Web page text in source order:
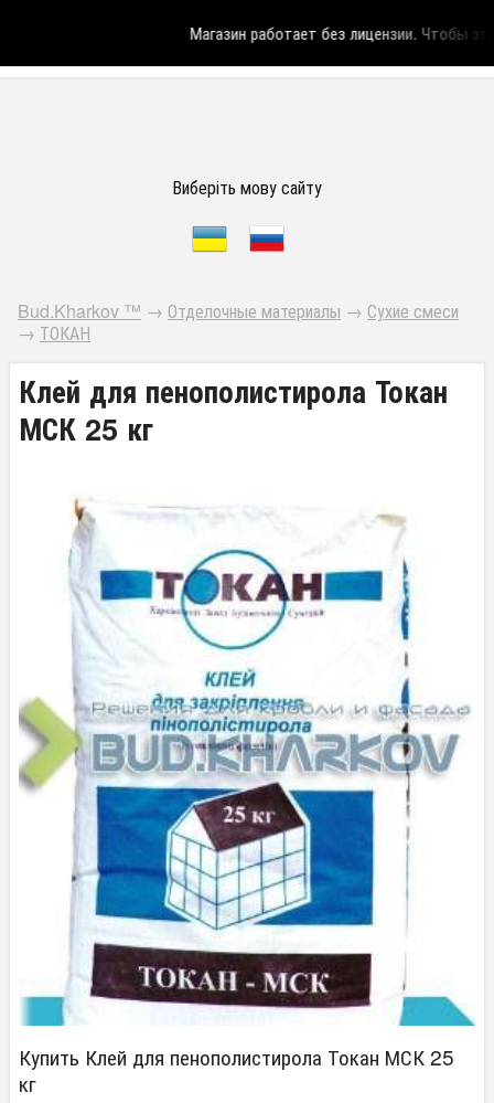
Магазин работает без лицензии.Чтобы эта
Виберіть мову сайту
Bud.Kharkov ™ → Отделочные материалы → Сухие смеси
→ ТОКАН
Клей для пенополистирола Токан
МСК 25 кг
Купить Клей для пенополистирола Токан МСК 25
кг